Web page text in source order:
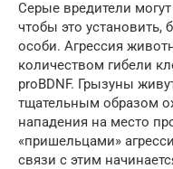
Серые вредители
чтобы это
особи. Агрессия
количеством гибели
proBDNF. Грызуны
тщательным образом
нападения на место
«пришельцами»
связи с этим